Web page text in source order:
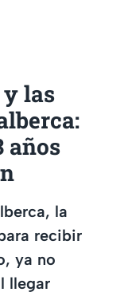
las
años
la
recibir
ya no
llegar